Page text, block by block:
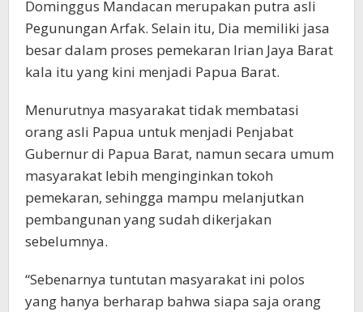
Dominggus Mandacan merupakan putra asli
Pegunungan Arfak. Selain itu, Dia memiliki jasa
besar dalam proses pemekaran Irian Jaya Barat
kala itu yang kini menjadi Papua Barat.
Menurutnya masyarakat tidak membatasi
orang asli Papua untuk menjadi Penjabat
Gubernur di Papua Barat, namun secara umum
masyarakat lebih menginginkan tokoh
pemekaran, sehingga mampu melanjutkan
pembangunan yang sudah dikerjakan
sebelumnya.
“Sebenarnya tuntutan masyarakat ini polos
yang hanya berharap bahwa siapa saja orang